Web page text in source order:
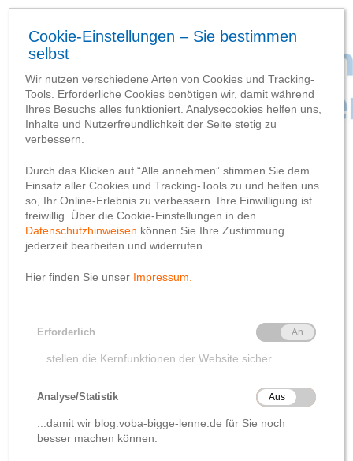
Abfuhr der
Bodenmassen dauert
vonWolfgang Hilleke 23. Januar 2020